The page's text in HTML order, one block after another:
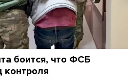
боится, что ФСБ
контроля